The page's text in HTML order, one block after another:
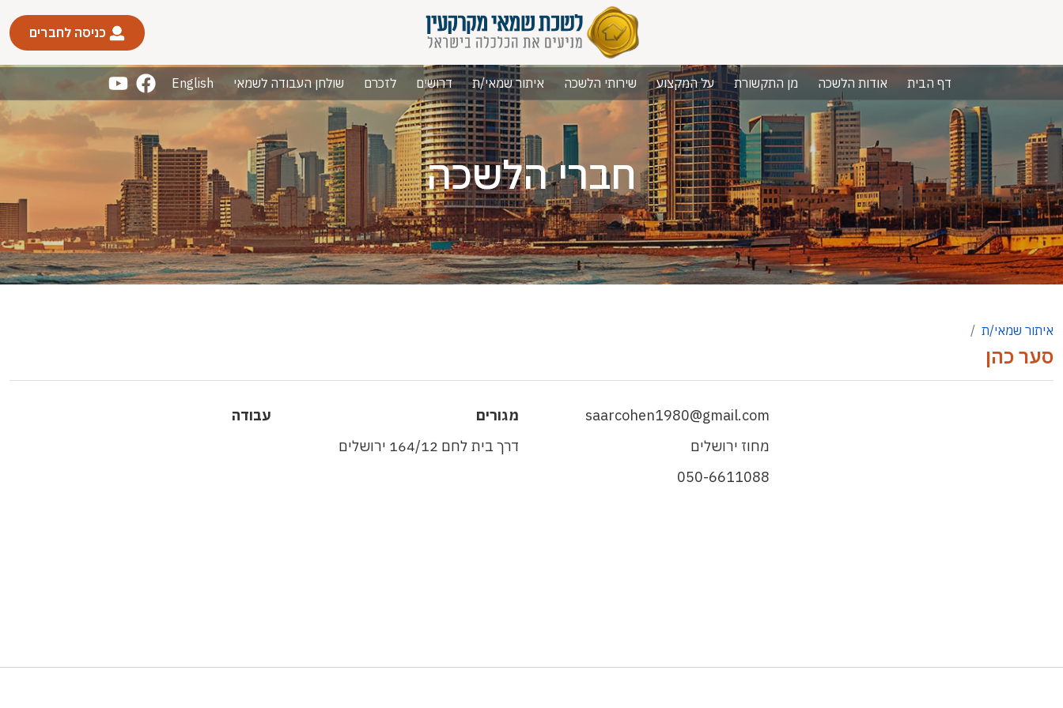
כניסה לחברים
דף הבית אודות הלשכה מן התקשורת על המקצוע שירותי הלשכה איתור שמאי/ת דרושים לזכרם שולחן העבודה לשמאי English
חברי הלשכה
איתור שמאי/ת
סער כהן
saarcohen1980@gmail.com
מחוז ירושלים
050-6611088
מגורים
דרך בית לחם 164/12 ירושלים
עבודה